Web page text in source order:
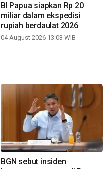
BI Papua siapkan Rp 20
miliar dalam ekspedisi
rupiah berdaulat 2026
04 August 2026 13:03 WIB
BGN sebut insiden